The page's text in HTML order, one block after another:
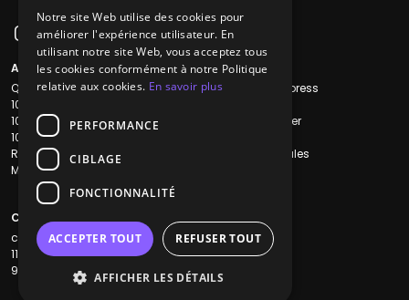
A propos
Qui sommes-nous ?
1001Salles
1001Salles PRO
1001Traiteurs
Reserverunbar
MP2
Liens utiles
Recherche Express
Nous contacter
Mentions légales
Contacts
contact@1001dj.com
11 Rue Maurice Grandcoing
94200 Ivry-sur-Seine
Notre site Web utilise des cookies pour
améliorer l'expérience utilisateur. En
utilisant notre site Web, vous acceptez tous
les cookies conformément à notre Politique
relative aux cookies. En savoir plus
PERFORMANCE
CIBLAGE
FONCTIONNALITÉ
ACCEPTER TOUT REFUSER TOUT
AFFICHER LES DÉTAILS